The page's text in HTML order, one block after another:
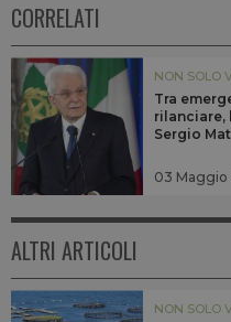
CORRELATI
NON SOLO
Tra
rilanciare,
Sergio
03 Maggio
ALTRI ARTICOLI
NON SOLO